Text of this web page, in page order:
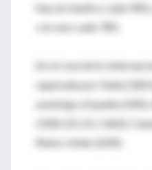
hay un medico cada
con uno cada 780.
En el concierto
superada por Italia (180
aventaja a España
(330), EE.UU. (360),
Reino Unido (600).